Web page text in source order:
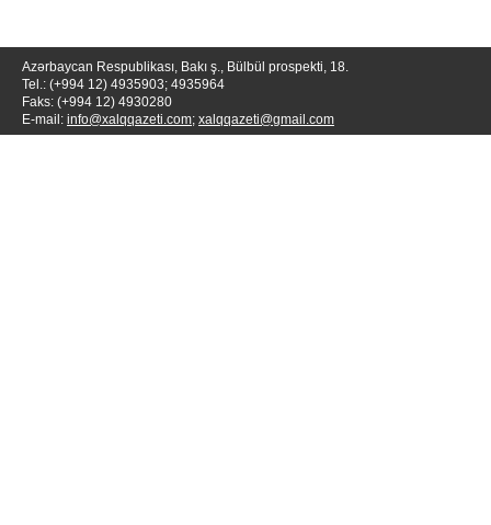
Azərbaycan Respublikası, Bakı ş., Bülbül prospekti, 18.
Tel.: (+994 12) 4935903; 4935964
Faks: (+994 12) 4930280
E-mail: info@xalqqazeti.com; xalqqazeti@gmail.com